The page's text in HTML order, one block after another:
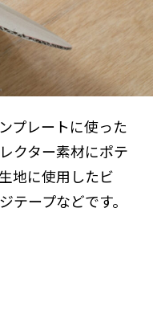
プレートに使った
クター素材にポテ
地に使用したビ
テープなどです。